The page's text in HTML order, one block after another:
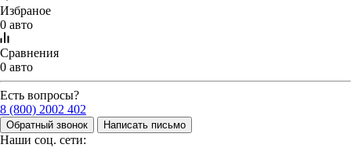
Избраное
0 авто
Сравнения
0 авто
Есть вопросы?
8 (800) 2002 402
Обратный звонок Написать письмо
Наши соц. сети: